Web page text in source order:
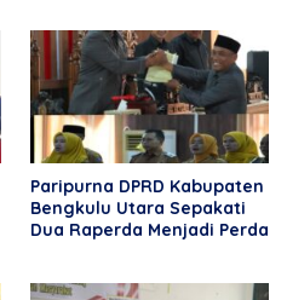
Paripurna DPRD Kabupaten
Bengkulu Utara Sepakati
Dua Raperda Menjadi Perda